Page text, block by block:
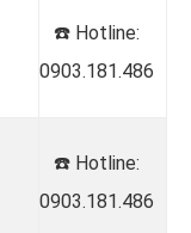
☎️ Hotline:
0903.181.486
☎️ Hotline:
0903.181.486